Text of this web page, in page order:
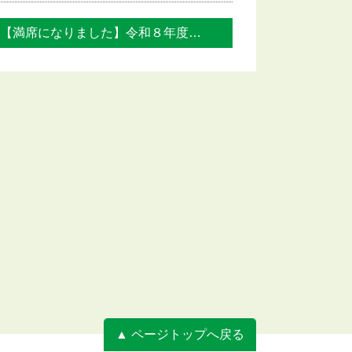
【満席になりました】令和８年度『なみきク... »
▲ ページトップへ戻る